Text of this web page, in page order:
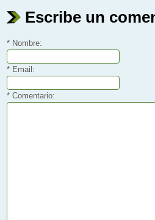
Escribe un
* Nombre:
* Email:
* Comentario: